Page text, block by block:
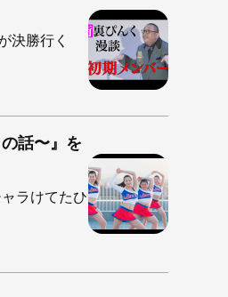
決勝行く
話〜』を
ラけてたひ